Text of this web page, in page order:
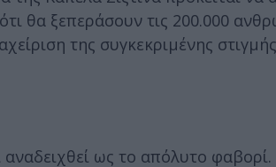
θα ξεπεράσουν τις 200.000
της συγκεκριμένης
ως το απόλυτο